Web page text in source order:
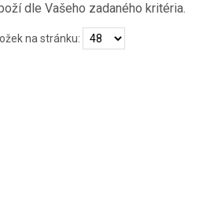
dle Vašeho zadaného kritéria.
na stránku: